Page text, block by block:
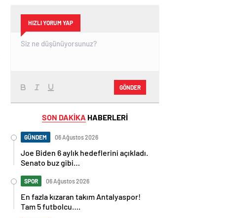
HIZLI YORUM YAP
GÖNDER
SON DAKİKA HABERLERİ
GÜNDEM 06 Ağustos 2026
Joe Biden 6 aylık hedeflerini açıkladı.
Senato buz gibi…
SPOR 06 Ağustos 2026
En fazla kızaran takım Antalyaspor!
Tam 5 futbolcu….